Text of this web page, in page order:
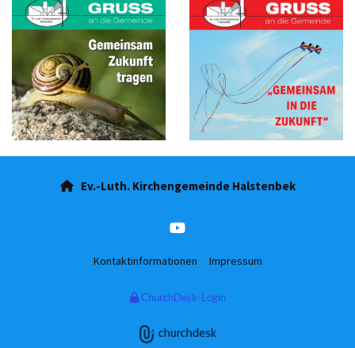
Ev.-Luth. Kirchengemeinde Halstenbek
Kontaktinformationen Impressum
ChurchDesk-Login